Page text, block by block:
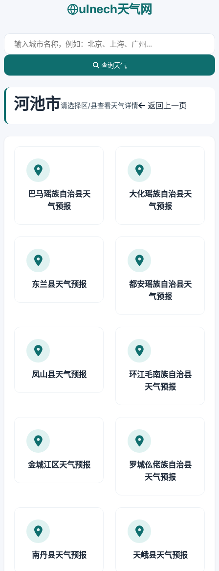
ulnech天气网
查询天气
河池市请选择区/县查看天气详情 返回上一页
巴马瑶族自治县天
气预报
大化瑶族自治县天
气预报
东兰县天气预报
都安瑶族自治县天
气预报
凤山县天气预报
环江毛南族自治县
天气预报
金城江区天气预报
罗城仫佬族自治县
天气预报
南丹县天气预报 天峨县天气预报